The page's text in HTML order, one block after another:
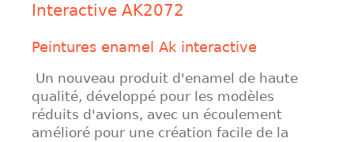
Interactive AK2072
Peintures enamel Ak interactive
Un nouveau produit d'enamel de haute
qualité, développé pour les modèles
réduits d'avions, avec un écoulement
amélioré pour une création facile de la